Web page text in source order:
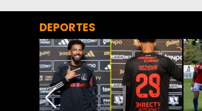
DEPORTES